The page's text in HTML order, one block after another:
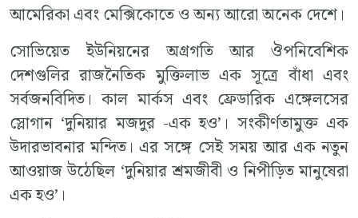
আমেরিকা এবং মেক্সিকোতে ও অন্য আরো অনেক দেশে।
সোভিয়েত ইউনিয়নের অগ্ৰগতি আর ঔপনিবেশিক
দেশগুলির রাজনৈতিক মুক্তিলাভ এক সূত্রে বাঁধা এবং
সর্বজনবিদিত। কাল মার্কস এবং ফ্রেডারিক এঙ্গেলসের
স্লোগান ‘দুনিয়ার মজদুর -এক হও’। সংকীর্ণতামুক্ত এক
উদারভাবনার মন্দিত। এর সঙ্গে সেই সময় আর এক নতুন
আওয়াজ উঠেছিল ‘দুনিয়ার শ্রমজীবী ও নিপীড়িত মানুষেরা
এক হও’।